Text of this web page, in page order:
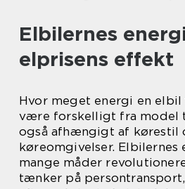
Elbilernes
elprisens effekt
Hvor meget energi en
være forskelligt fra model
også afhængigt af kørestil
køreomgivelser.
mange måder
tænker på